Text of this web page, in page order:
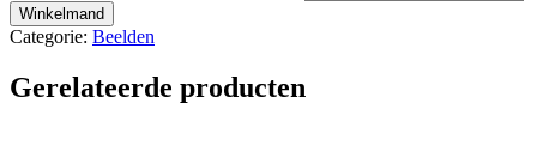
Winkelmand
Categorie: Beelden
Gerelateerde producten